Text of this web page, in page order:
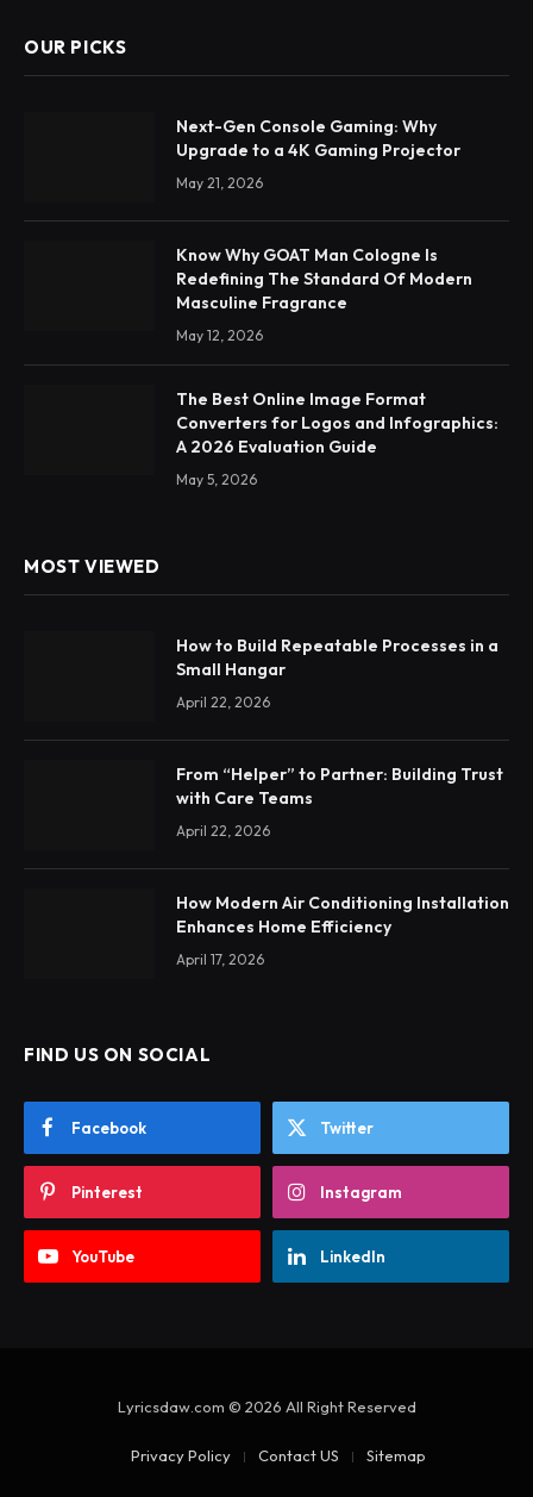
OUR PICKS
Next-Gen Console Gaming: Why
Upgrade to a 4K Gaming Projector
May 21, 2026
Know Why GOAT Man Cologne Is
Redefining The Standard Of Modern
Masculine Fragrance
May 12, 2026
The Best Online Image Format
Converters for Logos and Infographics:
A 2026 Evaluation Guide
May 5, 2026
MOST VIEWED
How to Build Repeatable Processes in a
Small Hangar
April 22, 2026
From “Helper” to Partner: Building Trust
with Care Teams
April 22, 2026
How Modern Air Conditioning Installation
Enhances Home Efficiency
April 17, 2026
FIND US ON SOCIAL
Facebook Twitter
Pinterest Instagram
YouTube LinkedIn
Lyricsdaw.com © 2026 All Right Reserved
Privacy Policy Contact US Sitemap